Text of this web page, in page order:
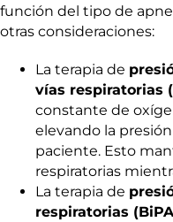
función del tipo de
otras consideraciones:
La terapia de
vías respiratorias
constante de
elevando la
paciente. Esto
respiratorias
La terapia de
respiratorias